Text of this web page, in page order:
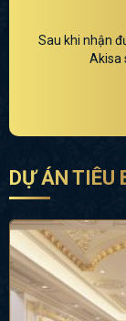
Sau khi nhận
Akisa
DỰ ÁN TIÊU